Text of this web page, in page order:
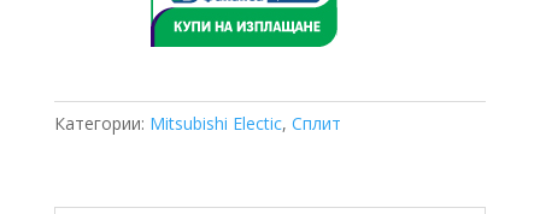
/
ERSC-
Категории: Mitsubishi Electic, Сплит